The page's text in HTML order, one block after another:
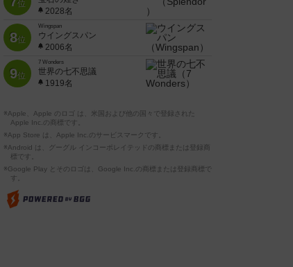
位
2028名
8位
Wingspan
ウイングスパン
2006名
9位
7 Wonders
世界の七不思議
1919名
※Apple、Apple のロゴ は、米国および他の国々で登録された
Apple Inc.の商標です。
※App Store は、Apple Inc.のサービスマークです。
※Android は、グーグル インコーポレイテッドの商標または登録商
標です。
※Google Play とそのロゴは、Google Inc.の商標または登録商標で
す。